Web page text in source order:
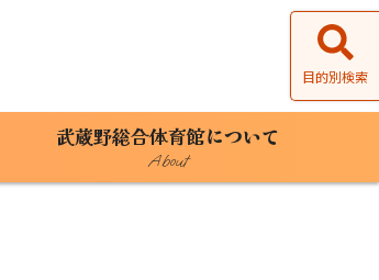
目的別検索
武蔵野総合体育館について
About